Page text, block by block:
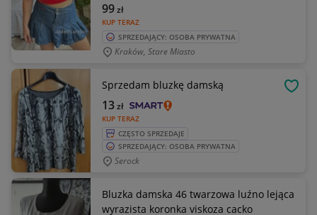
KUP TERAZ
99zł
SPRZEDAJĄCY: OSOBA PRYWATNA
Kraków, Stare Miasto
Sprzedam bluzkę damską
KUP TERAZ
13zł
CZĘSTO SPRZEDAJE
SPRZEDAJĄCY: OSOBA PRYWATNA
Serock
Bluzka damska 46 twarzowa luźno lejąca
wyrazista koronka viskoza cacko